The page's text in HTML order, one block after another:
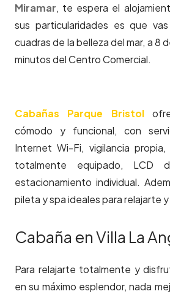
Miramar, te espera el
sus particularidades es que
cuadras de la belleza del mar, a 8
minutos del Centro Comercial.
Cabañas Parque Bristol
cómodo y funcional, con
Internet Wi-Fi, vigilancia
totalmente equipado, LCD
estacionamiento individual.
pileta y spa ideales para relajarte
Cabaña en Villa La
Para relajarte totalmente y
en su máximo esplendor, nada